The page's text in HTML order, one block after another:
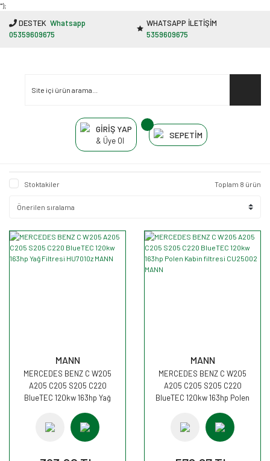
"');
DESTEK Whatsapp
05359609675
WHATSAPP İLETİŞİM
5359609675
GİRİŞ YAP
& Üye Ol
SEPETİM
Stoktakiler Toplam 8 ürün
MANN
MERCEDES BENZ C W205
A205 C205 S205 C220
BlueTEC 120kw 163hp Yağ
MANN
MERCEDES BENZ C W205
A205 C205 S205 C220
BlueTEC 120kw 163hp Polen